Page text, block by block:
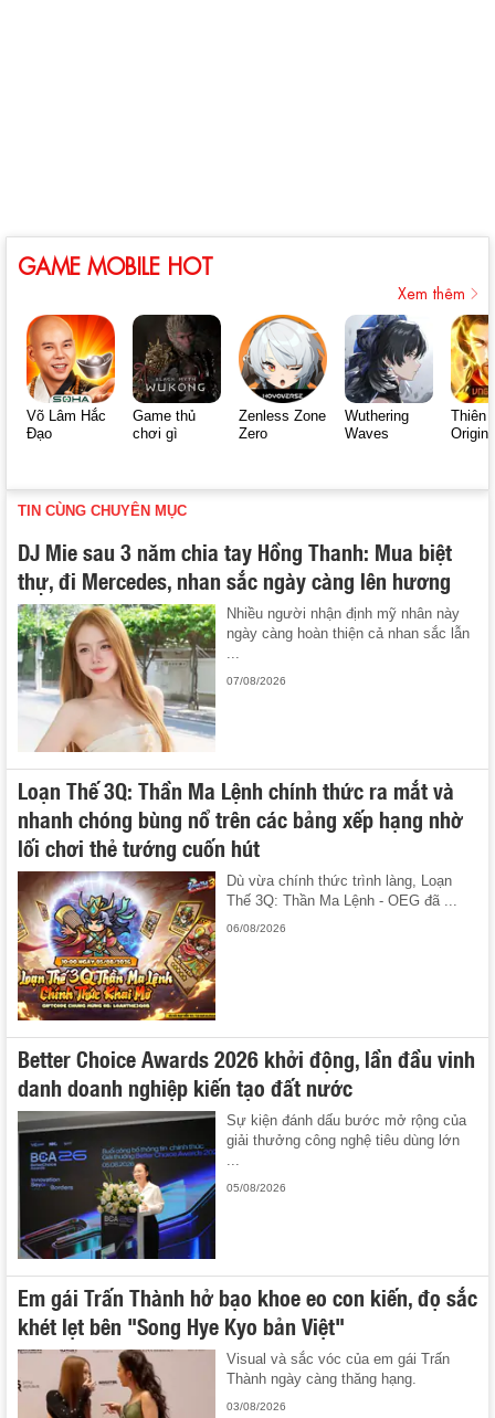
GAME MOBILE HOT
Xem thêm
Võ Lâm Hắc
Đạo
Game thủ
chơi gì
Zenless Zone
Zero
Wuthering
Waves
Thiên
Origin
TIN CÙNG CHUYÊN MỤC
DJ Mie sau 3 năm chia tay Hồng Thanh: Mua biệt
thự, đi Mercedes, nhan sắc ngày càng lên hương
Nhiều người nhận định mỹ nhân này
ngày càng hoàn thiện cả nhan sắc lẫn
07/08/2026
Loạn Thế 3Q: Thần Ma Lệnh chính thức ra mắt và
nhanh chóng bùng nổ trên các bảng xếp hạng nhờ
lối chơi thẻ tướng cuốn hút
Dù vừa chính thức trình làng, Loạn
Thế 3Q: Thần Ma Lệnh - OEG đã ...
06/08/2026
Better Choice Awards 2026 khởi động, lần đầu vinh
danh doanh nghiệp kiến tạo đất nước
Sự kiện đánh dấu bước mở rộng của
giải thưởng công nghệ tiêu dùng lớn
05/08/2026
Em gái Trấn Thành hở bạo khoe eo con kiến, đọ sắc
khét lẹt bên "Song Hye Kyo bản Việt"
Visual và sắc vóc của em gái Trấn
Thành ngày càng thăng hạng.
03/08/2026